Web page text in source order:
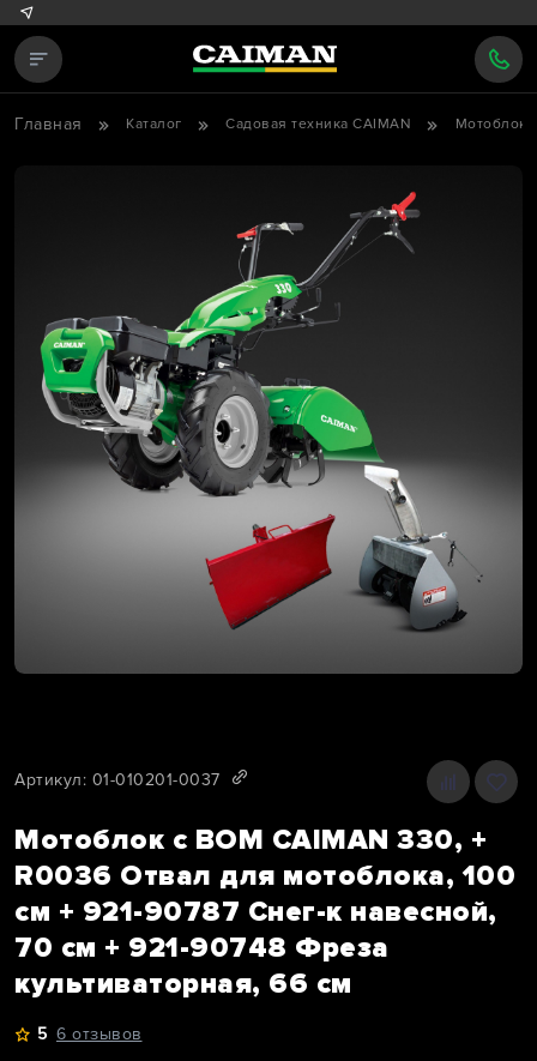
Главная Каталог Садовая техника CAIMAN Мотоблоки
Артикул: 01-010201-0037
Мотоблок с ВОМ CAIMAN 330, +
R0036 Отвал для мотоблока, 100
см + 921-90787 Снег-к навесной,
70 см + 921-90748 Фреза
культиваторная, 66 см
5 6 отзывов